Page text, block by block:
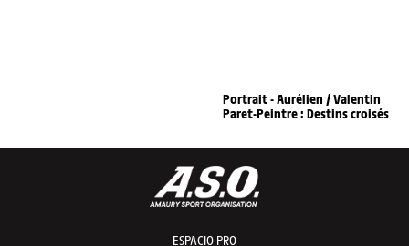
Portrait - Aurélien / Valentin
Paret-Peintre : Destins croisés
ESPACIO PRO